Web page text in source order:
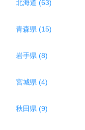
北海道 (63)
青森県 (15)
岩手県 (8)
宮城県 (4)
秋田県 (9)